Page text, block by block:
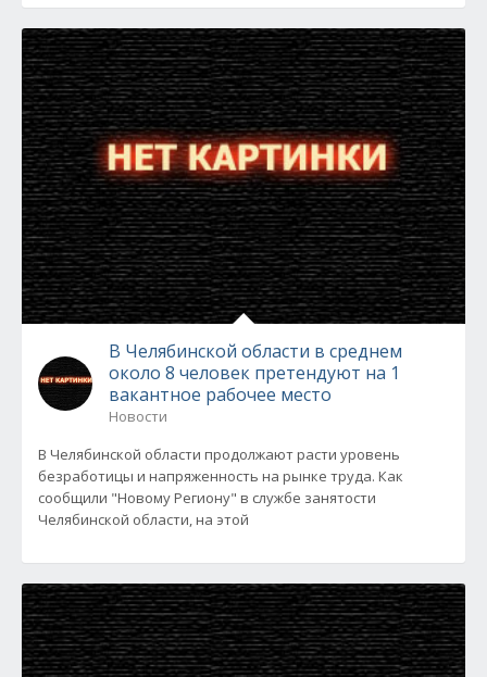
В Челябинской области в среднем
около 8 человек претендуют на 1
вакантное рабочее место
Новости
В Челябинской области продолжают расти уровень
безработицы и напряженность на рынке труда. Как
сообщили "Новому Региону" в службе занятости
Челябинской области, на этой